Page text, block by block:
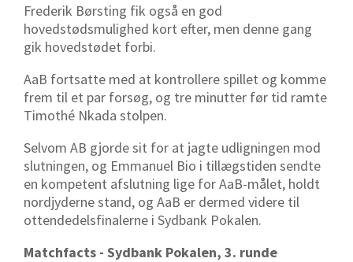
Frederik Børsting fik også en god
hovedstødsmulighed kort efter, men denne gang
gik hovedstødet forbi.
AaB fortsatte med at kontrollere spillet og komme
frem til et par forsøg, og tre minutter før tid ramte
Timothé Nkada stolpen.
Selvom AB gjorde sit for at jagte udligningen mod
slutningen, og Emmanuel Bio i tillægstiden sendte
en kompetent afslutning lige for AaB-målet, holdt
nordjyderne stand, og AaB er dermed videre til
ottendedelsfinalerne i Sydbank Pokalen.
Matchfacts - Sydbank Pokalen, 3. runde